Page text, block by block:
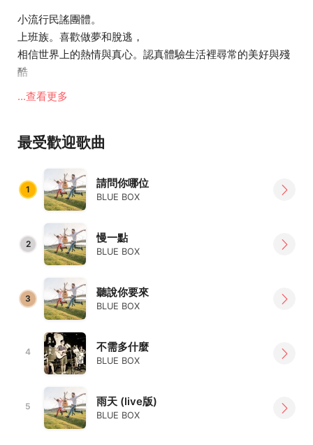
小流行民謠團體。
上班族。喜歡做夢和脫逃，
相信世界上的熱情與真心。認真體驗生活裡尋常的美好與殘
酷
編制有主唱，木吉他，KB手，電吉他，鼓，Bass
victorialin0702@gmail.com
https://www.facebook.com/bluebox0730
...查看更多
最受歡迎歌曲
1 請問你哪位
BLUE BOX
2 慢一點
BLUE BOX
3 聽說你要來
BLUE BOX
4 不需多什麼
BLUE BOX
5 雨天 (live版)
BLUE BOX